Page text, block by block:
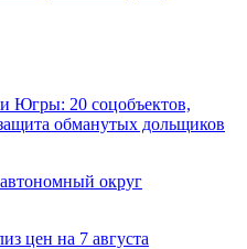
Югры: 20 соцобъектов,
обманутых дольщиков
округ
цен на 7 августа